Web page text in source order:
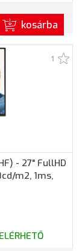
kosárba
1
- 27" FullHD
m2, 1ms,
ELÉRHETŐ